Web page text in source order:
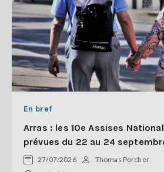
En bref
Arras : les 10e Assises
prévues du 22 au 24
27/07/2026
Thomas Porcher